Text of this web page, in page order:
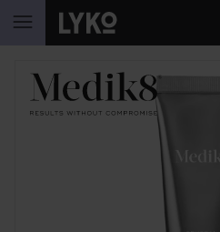
HOPPA TILL INNEHÅLLET
HOPPA ÖVER SEKTIONEN